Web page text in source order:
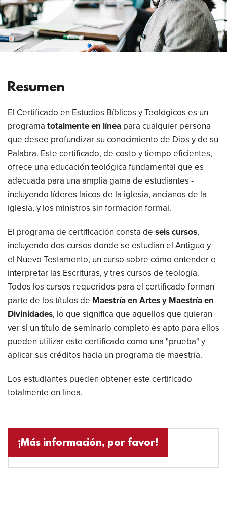
Resumen
El Certificado en Estudios Bíblicos y Teológicos es un
programa totalmente en línea para cualquier persona
que desee profundizar su conocimiento de Dios y de su
Palabra. Este certificado, de costo y tiempo eficientes,
ofrece una educación teológica fundamental que es
adecuada para una amplia gama de estudiantes -
incluyendo líderes laicos de la iglesia, ancianos de la
iglesia, y los ministros sin formación formal.
El programa de certificación consta de seis cursos,
incluyendo dos cursos donde se estudian el Antiguo y
el Nuevo Testamento, un curso sobre cómo entender e
interpretar las Escrituras, y tres cursos de teología.
Todos los cursos requeridos para el certificado forman
parte de los títulos de Maestría en Artes y Maestría en
Divinidades, lo que significa que aquellos que quieran
ver si un título de seminario completo es apto para ellos
pueden utilizar este certificado como una "prueba" y
aplicar sus créditos hacia un programa de maestría.
Los estudiantes pueden obtener este certificado
totalmente en línea.
¡Más información, por favor!